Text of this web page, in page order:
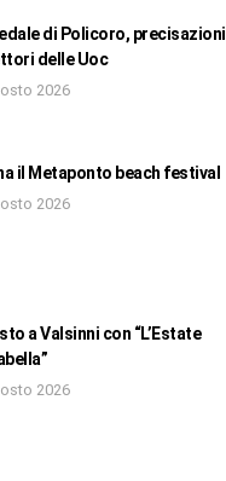
di Policoro, precisazioni
delle Uoc
2026
il Metaponto beach festival
2026
a Valsinni con “L’Estate
2026